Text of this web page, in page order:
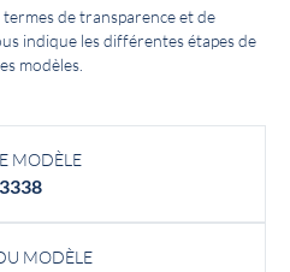
de transparence et de
indique les différentes étapes de
modèles.
MODÈLE
3338
MODÈLE